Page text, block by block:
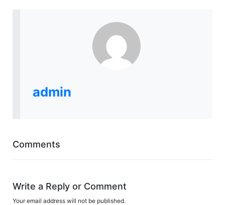
admin
Comments
Write a Reply or Comment
Your email address will not be published.